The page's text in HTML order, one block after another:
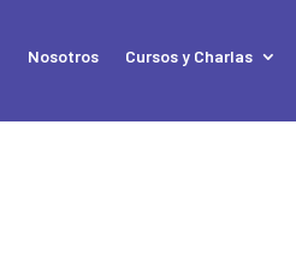
Nosotros Cursos y Charlas